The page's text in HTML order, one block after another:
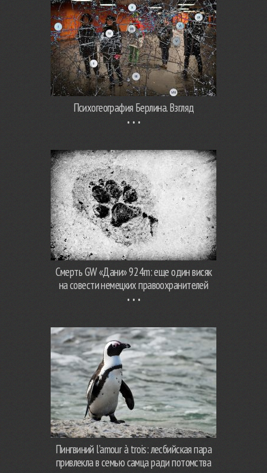
Психогеография Берлина. Взгляд
Смерть GW «Дани» 924m: еще один висяк
на совести немецких правоохранителей
Пингвиний l’amour à trois: лесбийская пара
привлекла в семью самца ради потомства